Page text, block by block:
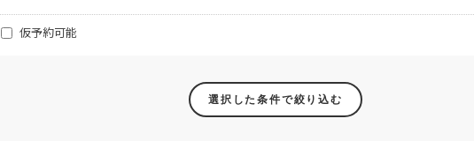
仮予約可能
選択した条件で絞り込む